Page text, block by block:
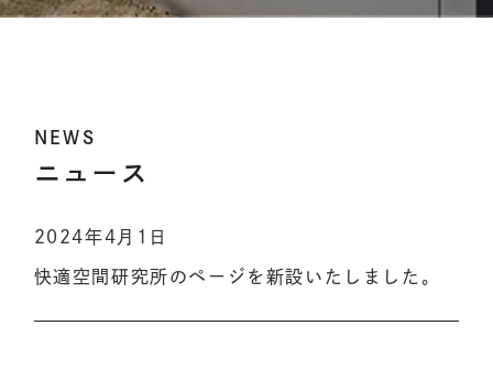
NEWS
ニュース
2024年4月1日
快適空間研究所のページを新設いたしました。